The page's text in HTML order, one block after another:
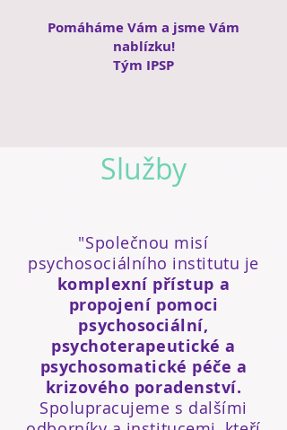
Pomáháme Vám a jsme Vám
nablízku!
Tým IPSP
Služby
"Společnou misí
psychosociálního institutu je
komplexní přístup a
propojení pomoci
psychosociální,
psychoterapeutické a
psychosomatické péče a
krizového poradenství.
Spolupracujeme s dalšími